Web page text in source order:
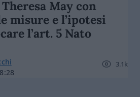
May con
misure e l’ipotesi
l’art. 5 Nato
3.1k